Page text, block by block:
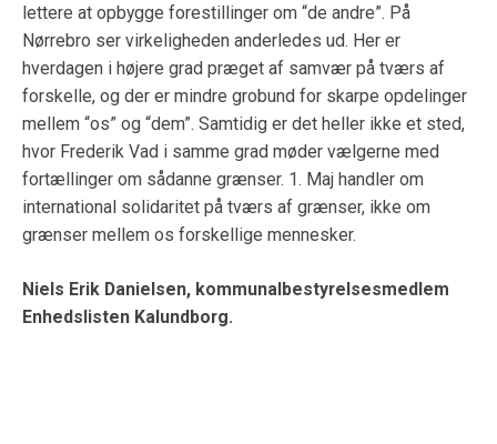
lettere at opbygge forestillinger om “de andre”. På
Nørrebro ser virkeligheden anderledes ud. Her er
hverdagen i højere grad præget af samvær på tværs af
forskelle, og der er mindre grobund for skarpe opdelinger
mellem “os” og “dem”. Samtidig er det heller ikke et sted,
hvor Frederik Vad i samme grad møder vælgerne med
fortællinger om sådanne grænser. 1. Maj handler om
international solidaritet på tværs af grænser, ikke om
grænser mellem os forskellige mennesker.
Niels Erik Danielsen, kommunalbestyrelsesmedlem
Enhedslisten Kalundborg.